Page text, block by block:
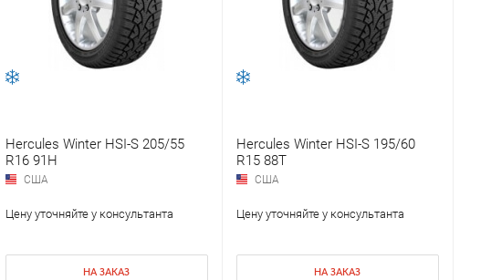
Hercules Winter HSI-S 205/55
R16 91H
США
Цену уточняйте у консультанта
НА ЗАКАЗ
Hercules Winter HSI-S 195/60
R15 88T
США
Цену уточняйте у консультанта
НА ЗАКАЗ